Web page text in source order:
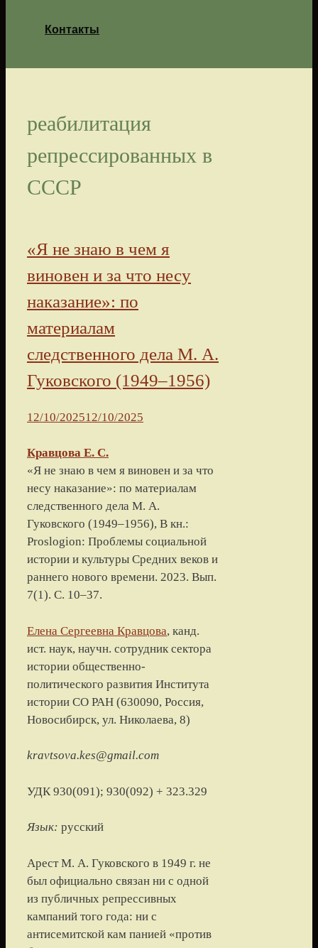
Контакты
реабилитация
репрессированных в
СССР
«Я не знаю в чем я
виновен и за что несу
наказание»: по
материалам
следственного дела М. А.
Гуковского (1949–1956)
12/10/202512/10/2025
Кравцова Е. С.
«Я не знаю в чем я виновен и за что
несу наказание»: по материалам
следственного дела М. А.
Гуковского (1949–1956), В кн.:
Proslogion: Проблемы социальной
истории и культуры Средних веков и
раннего нового времени. 2023. Вып.
7(1). С. 10–37.
Елена Сергеевна Кравцова, канд.
ист. наук, научн. сотрудник сектора
истории общественно-
политического развития Института
истории СО РАН (630090, Россия,
Новосибирск, ул. Николаева, 8)
kravtsova.kes@gmail.com
УДК 930(091); 930(092) + 323.329
Язык: русский
Арест М. А. Гуковского в 1949 г. не
был официально связан ни с одной
из публичных репрессивных
кампаний того года: ни с
антисемитской кам панией «против